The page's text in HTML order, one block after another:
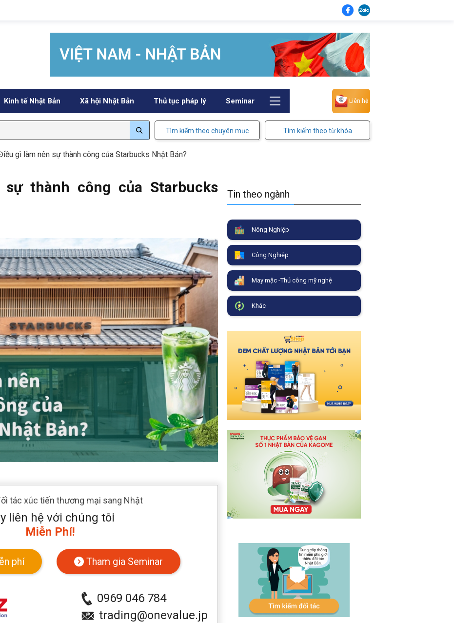
Kinh tế Nhật Bản Xã hội Nhật Bản Thủ tục pháp lý Seminar Liên hệ
Tìm kiếm theo chuyên mục Tìm kiếm theo từ khóa
gì làm nên sự thành công của Starbucks Nhật Bản?
thành công của Starbucks
tác xúc tiến thương mại sang Nhật
liên hệ với chúng tôi
Miễn Phí!
phí Tham gia Seminar
0969 046 784
trading@onevalue.jp
Tin theo ngành
Nông Nghiệp
Công Nghiệp
May mặc -Thủ công mỹ nghệ
Khác